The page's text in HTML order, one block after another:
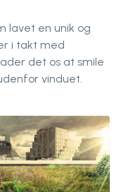
lavet en unik og
i takt med
det os at smile
vinduet.